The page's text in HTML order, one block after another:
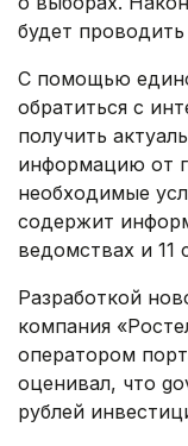
будет
С помощью
обратиться с
получить
информацию от
необходимые
содержит
ведомствах и 11
Разработкой
компания
оператором
оценивал, что
рублей